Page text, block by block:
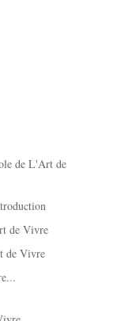
de L'Art de
de Vivre
de Vivre